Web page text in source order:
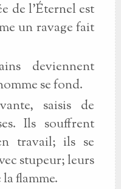
de l'Éternel est
un ravage fait
deviennent
se fond.
saisis de
Ils souffrent
travail; ils se
stupeur; leurs
flamme.